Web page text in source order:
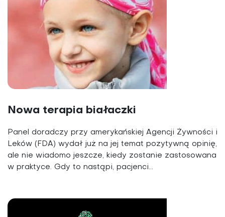
Nowa terapia białaczki
Panel doradczy przy amerykańskiej Agencji Żywności i
Leków (FDA) wydał już na jej temat pozytywną opinię,
ale nie wiadomo jeszcze, kiedy zostanie zastosowana
w praktyce. Gdy to nastąpi, pacjenci...